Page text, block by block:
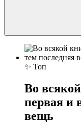
✨ Топ
Во
первая и
вещь